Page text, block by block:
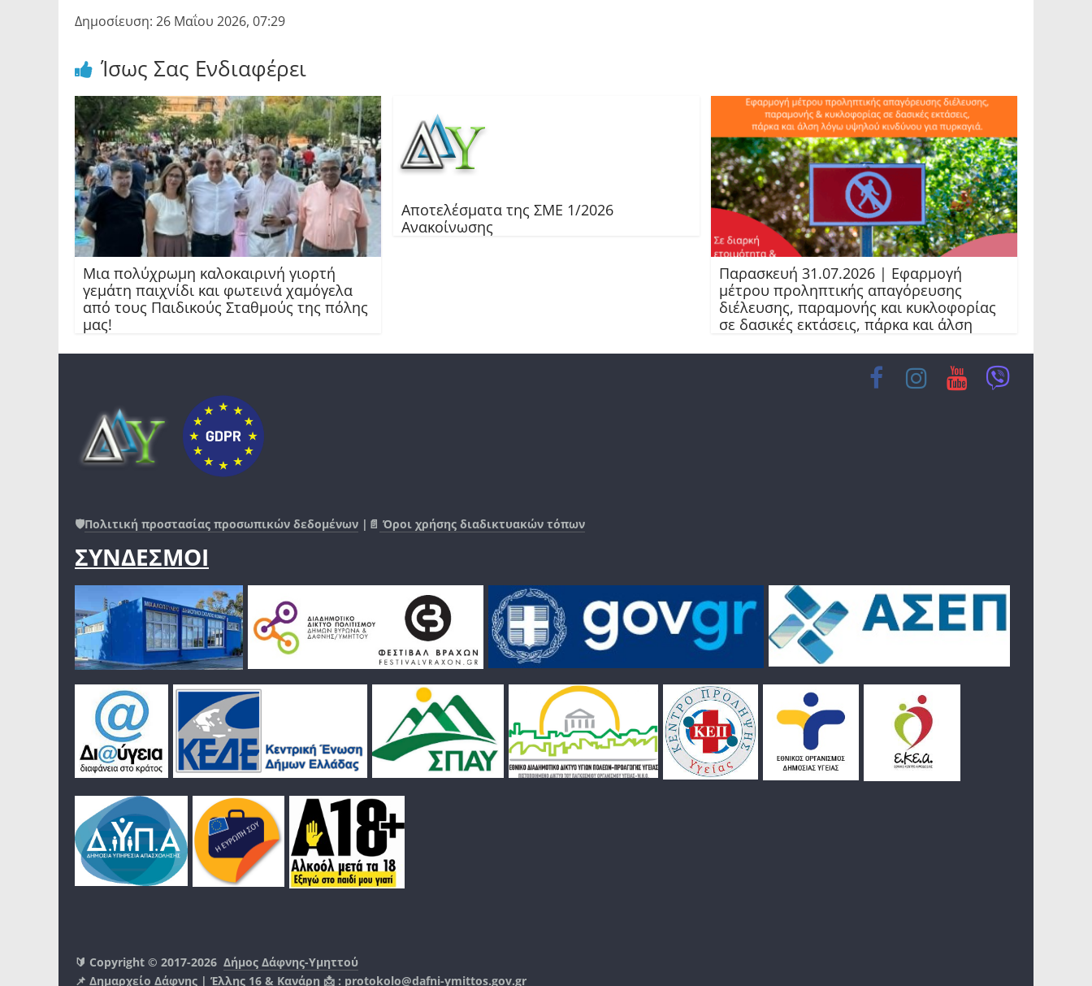
Δημοσίευση: 26 Μαΐου 2026, 07:29
Ίσως Σας Ενδιαφέρει
Μια πολύχρωμη καλοκαιρινή γιορτή
γεμάτη παιχνίδι και φωτεινά χαμόγελα
από τους Παιδικούς Σταθμούς της πόλης
μας!
Αποτελέσματα της ΣΜΕ 1/2026
Ανακοίνωσης
Παρασκευή 31.07.2026 | Εφαρμογή
μέτρου προληπτικής απαγόρευσης
διέλευσης, παραμονής και κυκλοφορίας
σε δασικές εκτάσεις, πάρκα και άλση
🛡️Πολιτική προστασίας προσωπικών δεδομένων |📄 Όροι χρήσης διαδικτυακών τόπων
ΣΥΝΔΕΣΜΟΙ
🔰 Copyright © 2017-2026 Δήμος Δάφνης-Υμηττού
📌 Δημαρχείο Δάφνης | Έλλης 16 & Κανάρη 📩 : protokolo@dafni-ymittos.gov.gr